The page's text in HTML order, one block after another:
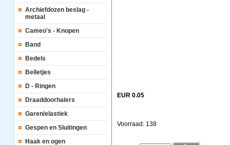
Archiefdozen beslag -
metaal
Cameo's - Knopen
Band
Bedels
Belletjes
D - Ringen
Draaddoorhalers
Garen/elastiek
Gespen en Sluitingen
Haak en ogen
EUR 0.05
Voorraad: 138